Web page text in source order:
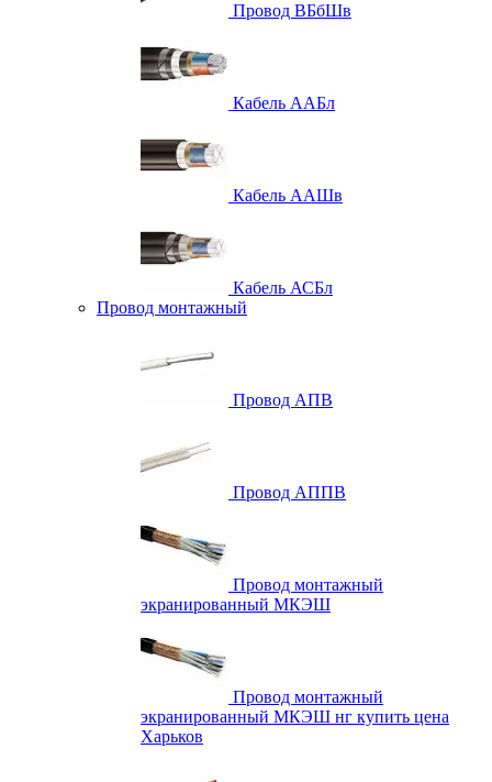
Провод ВБбШв
Кабель ААБл
Кабель ААШв
Кабель АСБл
Провод монтажный
Провод АПВ
Провод АППВ
Провод монтажный
экранированный МКЭШ
Провод монтажный
экранированный МКЭШ нг купить цена
Харьков